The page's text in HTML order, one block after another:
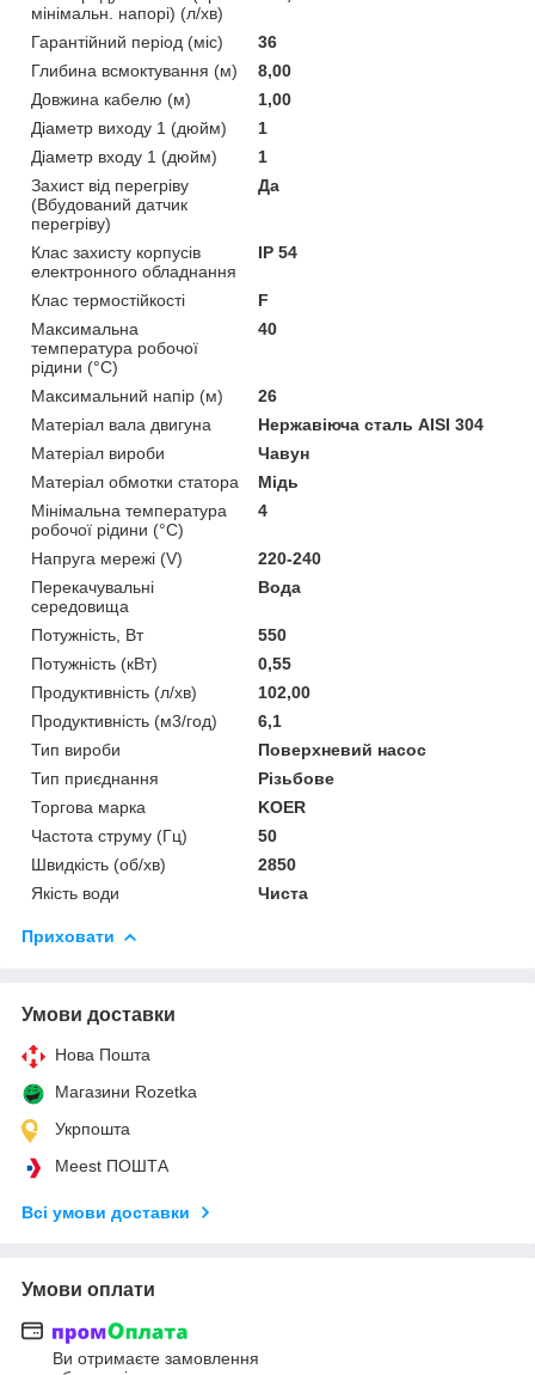
мінімальн. напорі) (л/хв)
Гарантійний період (міс)
36
Глибина всмоктування (м)
8,00
Довжина кабелю (м)
1,00
Діаметр виходу 1 (дюйм)
1
Діаметр входу 1 (дюйм)
1
Захист від перегріву
(Вбудований датчик
перегріву)
Да
Клас захисту корпусів
електронного обладнання
IP 54
Клас термостійкості
F
Максимальна
температура робочої
рідини (°C)
40
Максимальний напір (м)
26
Матеріал вала двигуна
Нержавіюча сталь AISI 304
Матеріал вироби
Чавун
Матеріал обмотки статора
Мідь
Мінімальна температура
робочої рідини (°C)
4
Напруга мережі (V)
220-240
Перекачувальні
середовища
Вода
Потужність, Вт
550
Потужність (кВт)
0,55
Продуктивність (л/хв)
102,00
Продуктивність (м3/год)
6,1
Тип вироби
Поверхневий насос
Тип приєднання
Різьбове
Торгова марка
KOER
Частота струму (Гц)
50
Швидкість (об/хв)
2850
Якість води
Чиста
Приховати
Умови доставки
Нова Пошта
Магазини Rozetka
Укрпошта
Meest ПОШТА
Всі умови доставки
Умови оплати
Ви отримаєте замовлення